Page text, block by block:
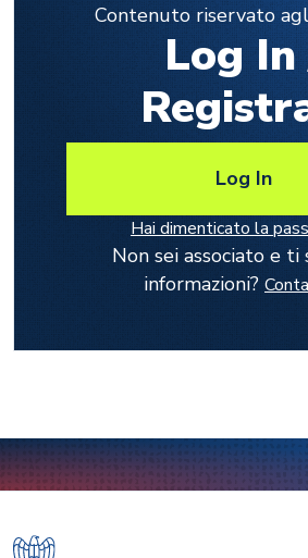
Contenuto riservato
Log
Log In
Hai dimenticato la
Non sei associato e ti
informazioni?